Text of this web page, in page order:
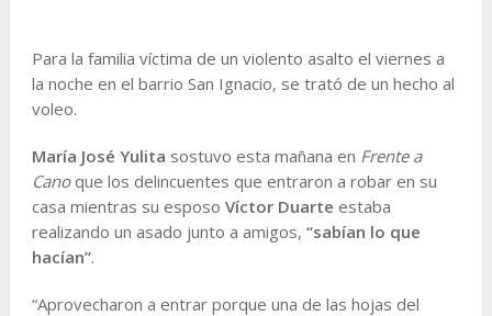
Para la familia víctima de un violento asalto el viernes a
la noche en el barrio San Ignacio, se trató de un hecho al
voleo.
María José Yulita sostuvo esta mañana en Frente a
Canoque los delincuentes que entraron a robar en su
casa mientras su esposo Víctor Duarte estaba
realizando un asado junto a amigos, “sabían lo que
hacían”.
“Aprovecharon a entrar porque una de las hojas del